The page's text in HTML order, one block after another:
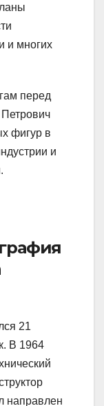
и многих
перед
Петрович
фигур в
и
21
В 1964
направлен